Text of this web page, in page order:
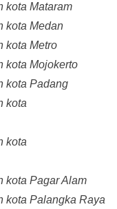
kota Mataram
kota Medan
kota Metro
kota Mojokerto
kota Padang
kota
kota
kota Pagar Alam
kota Palangka Raya